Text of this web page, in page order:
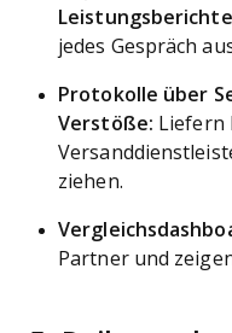
jedes Gespräch
Protokolle über
Verstöße: Liefern
ziehen.
Partner und